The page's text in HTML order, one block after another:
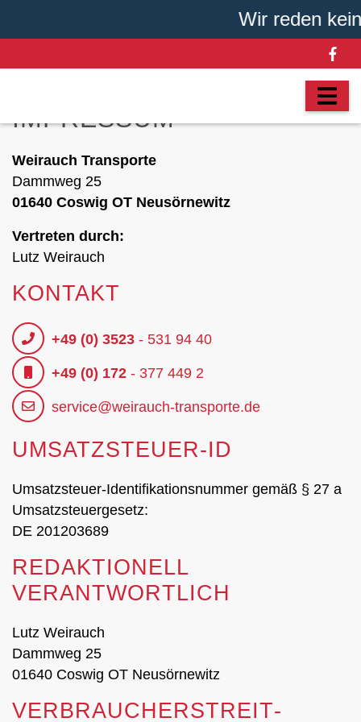
Wir reden
IMPRESSUM
Weirauch Transporte
Dammweg 25
01640 Coswig OT Neusörnewitz
Vertreten durch:
Lutz Weirauch
KONTAKT
+49 (0) 3523- 531 94 40
+49 (0) 172- 377 449 2
service@weirauch-transporte.de
UMSATZSTEUER-ID
Umsatzsteuer-Identifikationsnummer gemäß § 27 a
Umsatzsteuergesetz:
DE 201203689
REDAKTIONELL
VERANTWORTLICH
Lutz Weirauch
Dammweg 25
01640 Coswig OT Neusörnewitz
VERBRAUCHER­STREIT­